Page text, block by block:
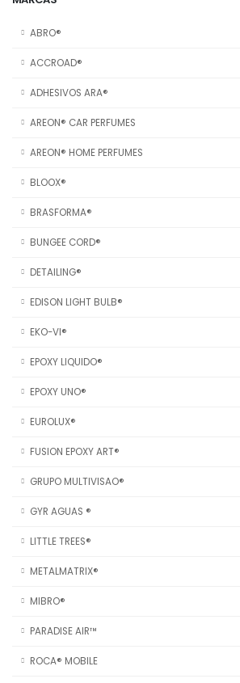
ABRO®
ACCROAD®
ADHESIVOS ARA®
AREON® CAR PERFUMES
AREON® HOME PERFUMES
BLOOX®
BRASFORMA®
BUNGEE CORD®
DETAILING®
EDISON LIGHT BULB®
EKO-VI®
EPOXY LIQUIDO®
EPOXY UNO®
EUROLUX®
FUSION EPOXY ART®
GRUPO MULTIVISAO®
GYR AGUAS ®
LITTLE TREES®
METALMATRIX®
MIBRO®
PARADISE AIR™
ROCA® MOBILE